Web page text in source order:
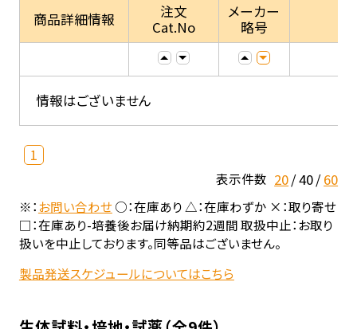
商品詳細情報
注文
Cat.No
メーカー
略号
情報はございません
1
表示件数 20 40 60
※：お問い合わせ○：在庫あり △：在庫わずか ×：取り寄せ
□：在庫あり-培養後お届け納期約2週間 取扱中止：お取り
扱いを中止しております。同等品はございません。
製品発送スケジュールについてはこちら